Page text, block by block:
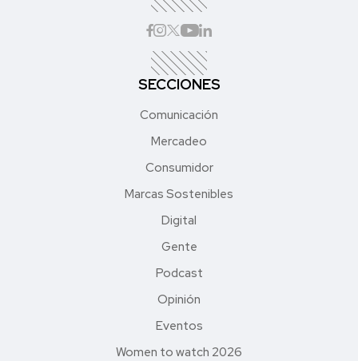
SECCIONES
Comunicación
Mercadeo
Consumidor
Marcas Sostenibles
Digital
Gente
Podcast
Opinión
Eventos
Women to watch 2026